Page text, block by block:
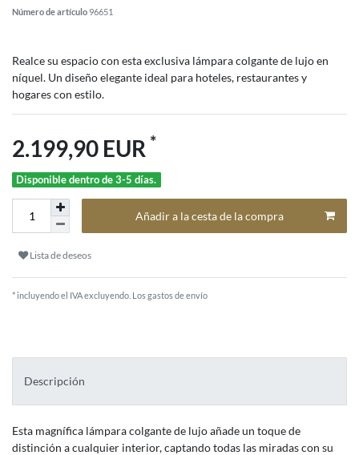
Número de artículo 96651
Realce su espacio con esta exclusiva lámpara colgante de lujo en
níquel. Un diseño elegante ideal para hoteles, restaurantes y
hogares con estilo.
2.199,90 EUR *
Disponible dentro de 3-5 días.
Añadir a la cesta de la compra
Lista de deseos
* incluyendo el IVA excluyendo. Los gastos de envío
Descripción
Esta magnífica lámpara colgante de lujo añade un toque de
distinción a cualquier interior, captando todas las miradas con su